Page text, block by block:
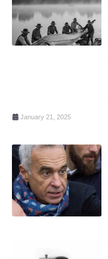
January 21, 2025